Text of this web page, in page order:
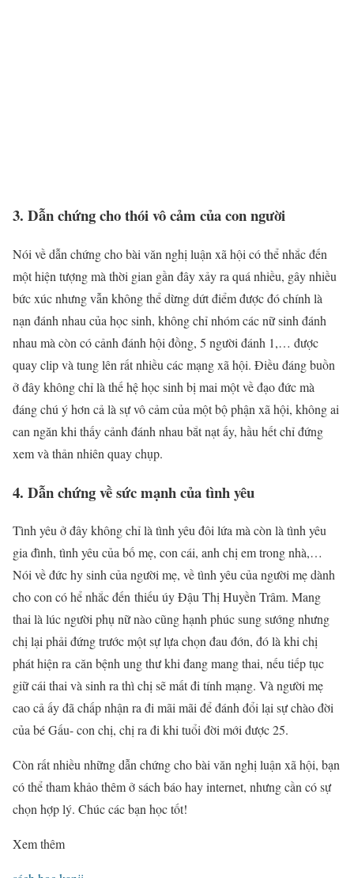
3. Dẫn chứng cho thói vô cảm của con người
Nói về dẫn chứng cho bài văn nghị luận xã hội có thể nhắc đến
một hiện tượng mà thời gian gần đây xảy ra quá nhiều, gây nhiều
bức xúc nhưng vẫn không thể dừng dứt điểm được đó chính là
nạn đánh nhau của học sinh, không chỉ nhóm các nữ sinh đánh
nhau mà còn có cảnh đánh hội đồng, 5 người đánh 1,… được
quay clip và tung lên rất nhiều các mạng xã hội. Điều đáng buồn
ở đây không chỉ là thế hệ học sinh bị mai một về đạo đức mà
đáng chú ý hơn cả là sự vô cảm của một bộ phận xã hội, không ai
can ngăn khi thấy cảnh đánh nhau bắt nạt ấy, hầu hết chỉ đứng
xem và thản nhiên quay chụp.
4. Dẫn chứng về sức mạnh của tình yêu
Tình yêu ở đây không chỉ là tình yêu đôi lứa mà còn là tình yêu
gia đình, tình yêu của bố mẹ, con cái, anh chị em trong nhà,…
Nói về đức hy sinh của người mẹ, về tình yêu của người mẹ dành
cho con có hể nhắc đến thiếu úy Đậu Thị Huyền Trâm. Mang
thai là lúc người phụ nữ nào cũng hạnh phúc sung sướng nhưng
chị lại phải đứng trước một sự lựa chọn đau đớn, đó là khi chị
phát hiện ra căn bệnh ung thư khi đang mang thai, nếu tiếp tục
giữ cái thai và sinh ra thì chị sẽ mất đi tính mạng. Và người mẹ
cao cả ấy đã chấp nhận ra đi mãi mãi để đánh đổi lại sự chào đời
của bé Gấu- con chị, chị ra đi khi tuổi đời mới được 25.
Còn rất nhiều những dẫn chứng cho bài văn nghị luận xã hội, bạn
có thể tham khảo thêm ở sách báo hay internet, nhưng cần có sự
chọn hợp lý. Chúc các bạn học tốt!
Xem thêm